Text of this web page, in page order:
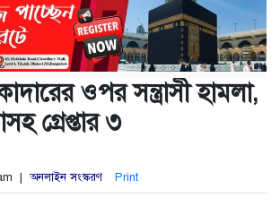
ওপর সন্ত্রাসী হামলা,
গ্রেপ্তার ৩
| অনলাইন সংস্করণ Print